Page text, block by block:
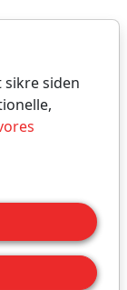
siden